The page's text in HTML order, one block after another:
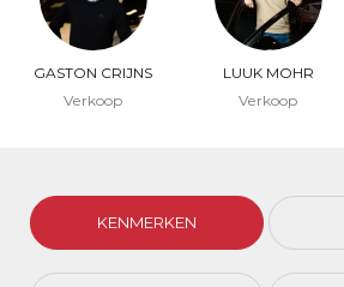
GASTON CRIJNS
Verkoop
LUUK MOHR
Verkoop
KENMERKEN